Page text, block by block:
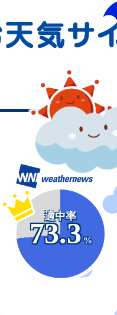
適中率
73.3
%